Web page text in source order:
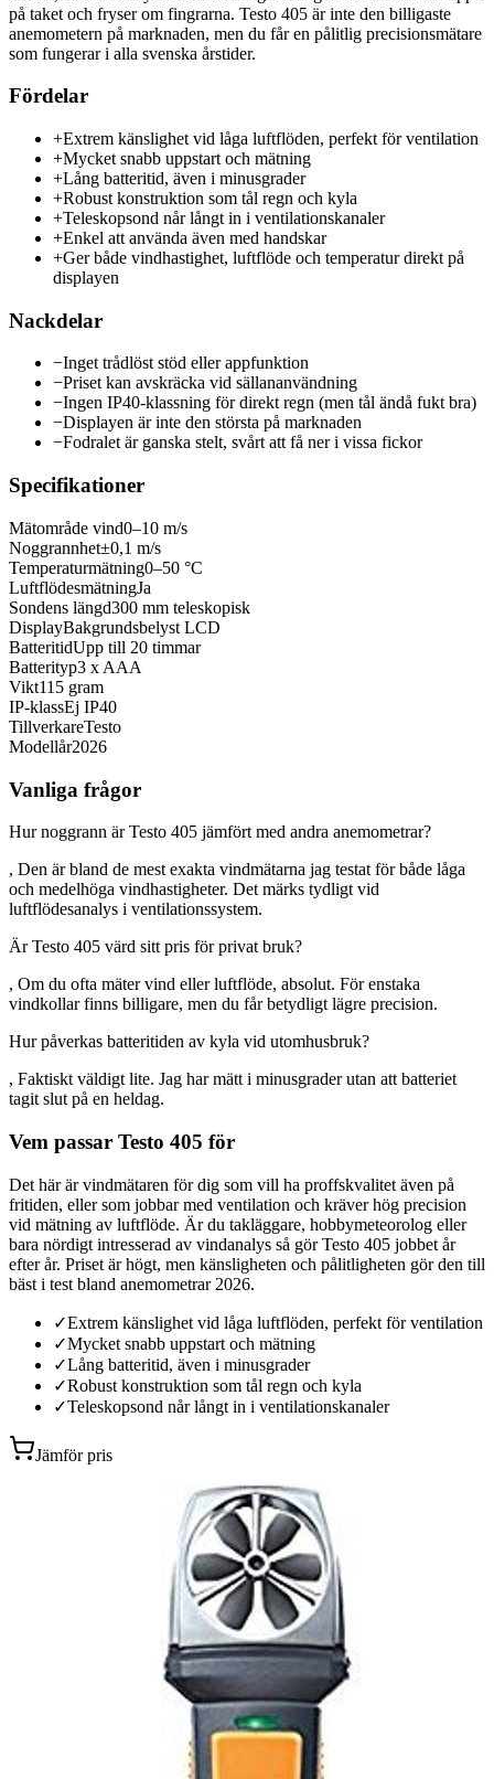
på taket och fryser om fingrarna. Testo 405 är inte den billigaste
anemometern på marknaden, men du får en pålitlig precisionsmätare
som fungerar i alla svenska årstider.
Fördelar
+Extrem känslighet vid låga luftflöden, perfekt för ventilation
+Mycket snabb uppstart och mätning
+Lång batteritid, även i minusgrader
+Robust konstruktion som tål regn och kyla
+Teleskopsond når långt in i ventilationskanaler
+Enkel att använda även med handskar
+Ger både vindhastighet, luftflöde och temperatur direkt på
displayen
Nackdelar
−Inget trådlöst stöd eller appfunktion
−Priset kan avskräcka vid sällananvändning
−Ingen IP40-klassning för direkt regn (men tål ändå fukt bra)
−Displayen är inte den största på marknaden
−Fodralet är ganska stelt, svårt att få ner i vissa fickor
Specifikationer
Mätområde vind0–10 m/s
Noggrannhet±0,1 m/s
Temperaturmätning0–50 °C
LuftflödesmätningJa
Sondens längd300 mm teleskopisk
DisplayBakgrundsbelyst LCD
BatteritidUpp till 20 timmar
Batterityp3 x AAA
Vikt115 gram
IP-klassEj IP40
TillverkareTesto
Modellår2026
Vanliga frågor
Hur noggrann är Testo 405 jämfört med andra anemometrar?
, Den är bland de mest exakta vindmätarna jag testat för både låga
och medelhöga vindhastigheter. Det märks tydligt vid
luftflödesanalys i ventilationssystem.
Är Testo 405 värd sitt pris för privat bruk?
, Om du ofta mäter vind eller luftflöde, absolut. För enstaka
vindkollar finns billigare, men du får betydligt lägre precision.
Hur påverkas batteritiden av kyla vid utomhusbruk?
, Faktiskt väldigt lite. Jag har mätt i minusgrader utan att batteriet
tagit slut på en heldag.
Vem passar Testo 405 för
Det här är vindmätaren för dig som vill ha proffskvalitet även på
fritiden, eller som jobbar med ventilation och kräver hög precision
vid mätning av luftflöde. Är du takläggare, hobbymeteorolog eller
bara nördigt intresserad av vindanalys så gör Testo 405 jobbet år
efter år. Priset är högt, men känsligheten och pålitligheten gör den till
bäst i test bland anemometrar 2026.
✓Extrem känslighet vid låga luftflöden, perfekt för ventilation
✓Mycket snabb uppstart och mätning
✓Lång batteritid, även i minusgrader
✓Robust konstruktion som tål regn och kyla
✓Teleskopsond når långt in i ventilationskanaler
Jämför pris